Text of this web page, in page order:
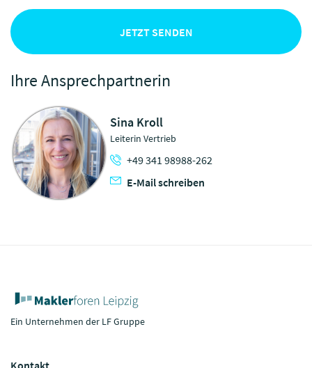
JETZT SENDEN
Ihre Ansprechpartnerin
Sina Kroll
Leiterin Vertrieb
+49 341 98988-262
E-Mail schreiben
Ein Unternehmen der LF Gruppe
Kontakt